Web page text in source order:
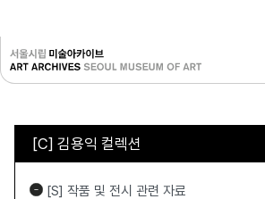
[C] 김용익 컬렉션
[S] 작품 및 전시 관련 자료